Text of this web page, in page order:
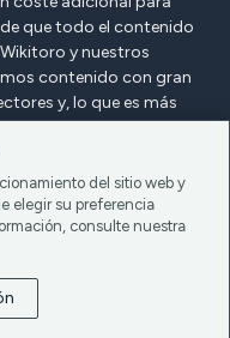
del sitio web y
elegir su preferencia
consulte nuestra
que todo el contenido
y nuestros
contenido con gran
y, lo que es más
acuerdo de
los derechos